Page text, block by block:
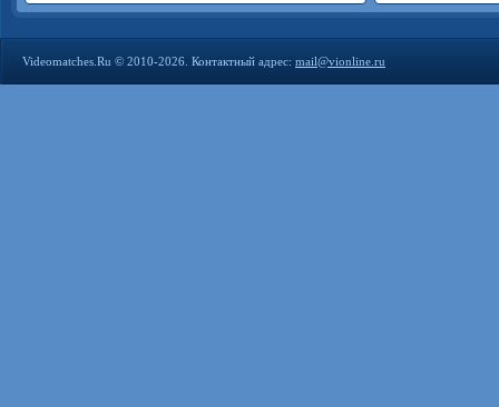
Videomatches.Ru © 2010-2026. Контактный адрес: mail@vionline.ru